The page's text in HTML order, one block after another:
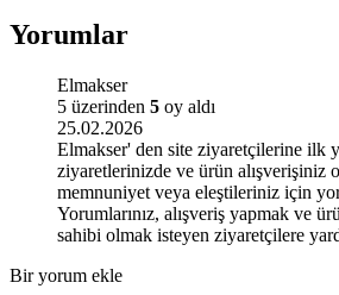
Yorumlar
Elmakser
5 üzerinden 5 oy aldı
25.02.2026
Elmakser' den site ziyaretçilerine ilk
ziyaretlerinizde ve ürün alışverişiniz
memnuniyet veya eleştileriniz için
Yorumlarınız, alışveriş yapmak ve
sahibi olmak isteyen ziyaretçilere
Bir yorum ekle